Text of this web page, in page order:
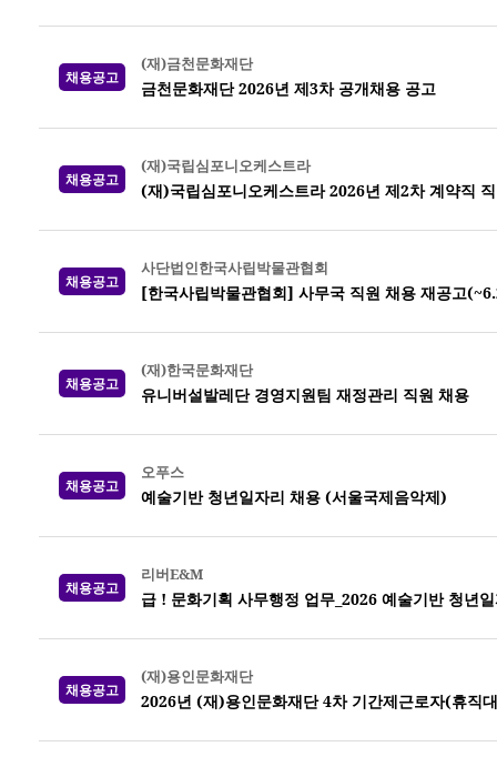
채용공고
(재)금천문화재단
금천문화재단 2026년 제3차 공개채용 공고
채용공고
(재)국립심포니오케스트라
(재)국립심포니오케스트라 2026년 제2차 계약직
채용공고
사단법인한국사립박물관협회
[한국사립박물관협회] 사무국 직원 채용 재공고
채용공고
(재)한국문화재단
유니버설발레단 경영지원팀 재정관리 직원 채용
채용공고
오푸스
예술기반 청년일자리 채용 (서울국제음악제)
채용공고
리버E&M
급 ! 문화기획 사무행정 업무_2026 예술기반 청년
채용공고
(재)용인문화재단
2026년 (재)용인문화재단 4차 기간제근로자(휴직